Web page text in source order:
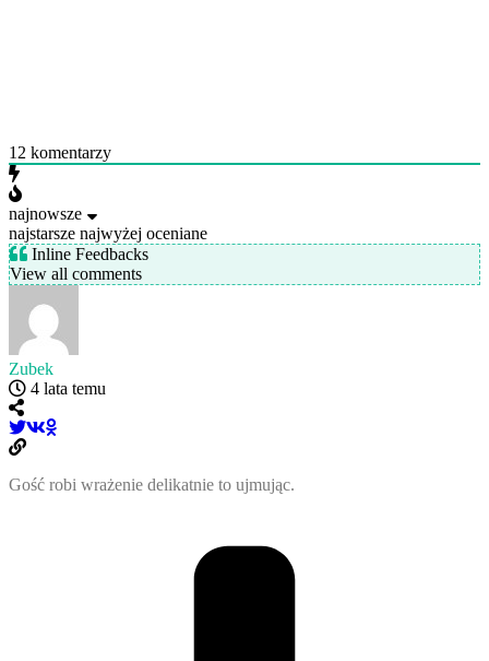
12 komentarzy
najnowsze
najstarsze najwyżej oceniane
Inline Feedbacks
View all comments
Zubek
4 lata temu
Gość robi wrażenie delikatnie to ujmując.